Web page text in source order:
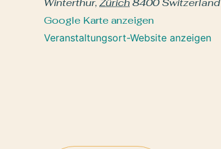
Winterthur, Zürich8400 Switzerland
Google Karte anzeigen
Veranstaltungsort-Website anzeigen